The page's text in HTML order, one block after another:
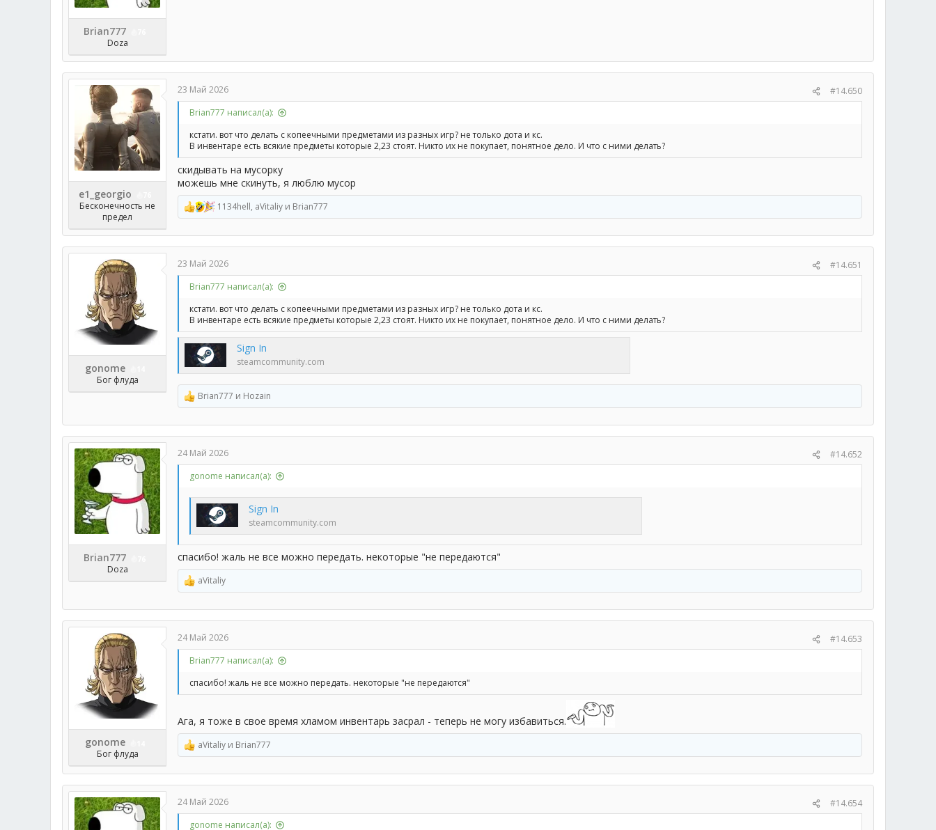
Brian777
Doza
e1_georgio
Бесконечность не
предел
23 Май 2026
#14.650
Brian777 написал(а):
кстати. вот что делать с копеечными предметами из разных игр? не только дота и кс.
В инвентаре есть всякие предметы которые 2,23 стоят. Никто их не покупает, понятное дело. И что с ними делать?
скидывать на мусорку
можешь мне скинуть, я люблю мусор
Р
е
а
к
и
и
1134hell, aVitaliy и Brian777
gonome
Бог флуда
23 Май 2026
#14.651
Brian777 написал(а):
кстати. вот что делать с копеечными предметами из разных игр? не только дота и кс.
В инвентаре есть всякие предметы которые 2,23 стоят. Никто их не покупает, понятное дело. И что с ними делать?
Sign In
steamcommunity.com
Р
е
а
к
и
и
Brian777 и Hozain
Brian777
Doza
24 Май 2026
#14.652
gonome написал(а):
Sign In
steamcommunity.com
спасибо! жаль не все можно передать. некоторые "не передаются"
Р
е
а
к
и
и
aVitaliy
gonome
Бог флуда
24 Май 2026
#14.653
Brian777 написал(а):
спасибо! жаль не все можно передать. некоторые "не передаются"
Ага, я тоже в свое время хламом инвентарь засрал - теперь не могу избавиться.
Р
е
а
к
и
и
aVitaliy и Brian777
24 Май 2026
#14.654
gonome написал(а):